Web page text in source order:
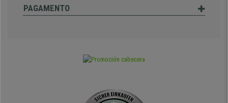
PAGAMENTO